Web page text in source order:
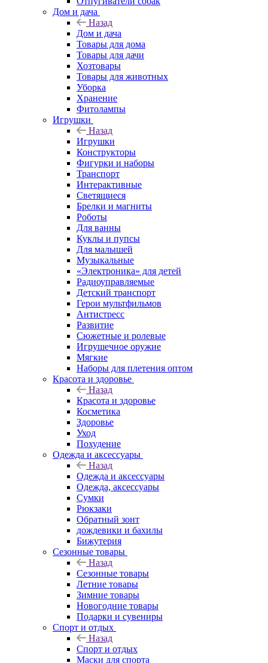
Дом и дача
Назад
Дом и дача
Товары для дома
Товары для дачи
Хозтовары
Товары для животных
Уборка
Хранение
Фитолампы
Игрушки
Назад
Игрушки
Конструкторы
Фигурки и наборы
Транспорт
Интерактивные
Светящиеся
Брелки и магниты
Роботы
Для ванны
Куклы и пупсы
Для малышей
Музыкальные
«Электроника» для детей
Радиоуправляемые
Детский транспорт
Герои мультфильмов
Антистресс
Развитие
Сюжетные и ролевые
Игрушечное оружие
Мягкие
Наборы для плетения оптом
Красота и здоровье
Назад
Красота и здоровье
Косметика
Здоровье
Уход
Похудение
Одежда и аксессуары
Назад
Одежда и аксессуары
Одежда, аксессуары
Сумки
Рюкзаки
Обратный зонт
дождевики и бахилы
Бижутерия
Сезонные товары
Назад
Сезонные товары
Летние товары
Зимние товары
Новогодние товары
Подарки и сувениры
Спорт и отдых
Назад
Спорт и отдых
Маски для спорта